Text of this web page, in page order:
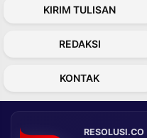
KIRIM TULISAN
REDAKSI
KONTAK
RESOLUSI.CO